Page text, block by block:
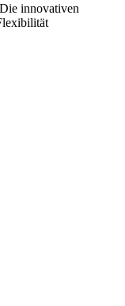
innovativen